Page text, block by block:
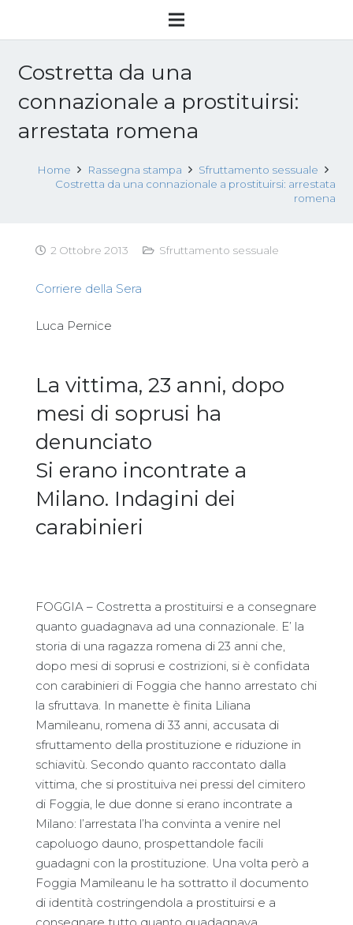
Costretta da una
connazionale a prostituirsi:
arrestata romena
Home Rassegna stampa
Sfruttamento sessuale
Costretta da una connazionale a prostituirsi: arrestata
romena
2 Ottobre 2013 Sfruttamento sessuale
Corriere della Sera
Luca Pernice
La vittima, 23 anni, dopo
mesi di soprusi ha
denunciato
Si erano incontrate a
Milano. Indagini dei
carabinieri
FOGGIA – Costretta a prostituirsi e a consegnare
quanto guadagnava ad una connazionale. E’ la
storia di una ragazza romena di 23 anni che,
dopo mesi di soprusi e costrizioni, si è confidata
con carabinieri di Foggia che hanno arrestato chi
la sfruttava. In manette è finita Liliana
Mamileanu, romena di 33 anni, accusata di
sfruttamento della prostituzione e riduzione in
schiavitù. Secondo quanto raccontato dalla
vittima, che si prostituiva nei pressi del cimitero
di Foggia, le due donne si erano incontrate a
Milano: l’arrestata l’ha convinta a venire nel
capoluogo dauno, prospettandole facili
guadagni con la prostituzione. Una volta però a
Foggia Mamileanu le ha sottratto il documento
di identità costringendola a prostituirsi e a